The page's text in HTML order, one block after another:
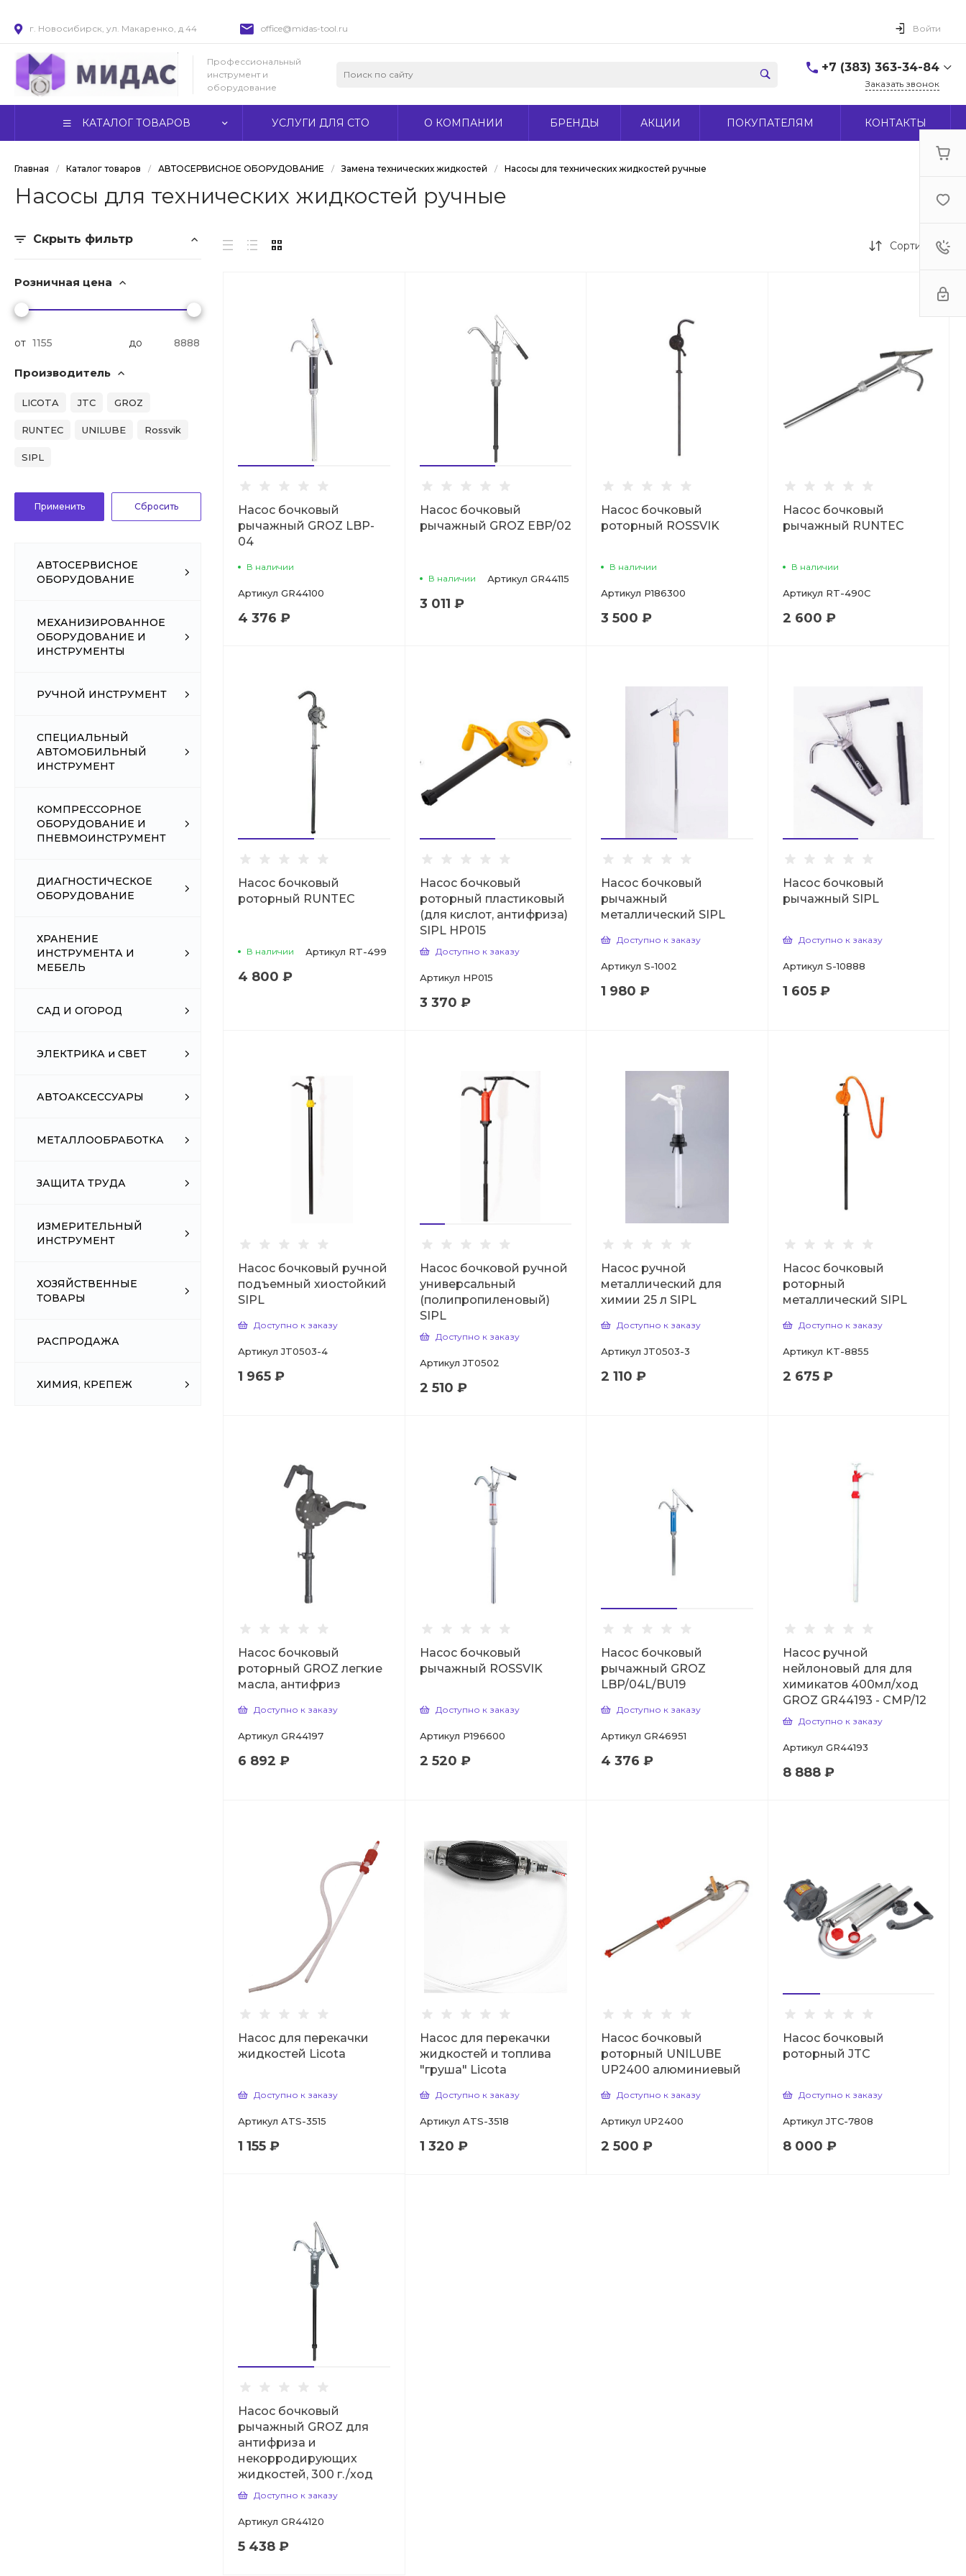
г. Новосибирск, ул. Макаренко, д 44 office@midas-tool.ru Войти
Профессиональный
инструмент и
оборудование
+7 (383) 363-34-84
г. Новосибирск, ул.
Заказать звонок
КАТАЛОГ ТОВАРОВ УСЛУГИ ДЛЯ СТО О КОМПАНИИ БРЕНДЫ АКЦИИ ПОКУПАТЕЛЯМ КОНТАКТЫ
Главная / Каталог товаров / АВТОСЕРВИСНОЕ ОБОРУДОВАНИЕ / Замена технических жидкостей / Насосы для технических жидкостей ручные
Насосы для технических жидкостей ручные
Скрыть фильтр
Розничная цена
от до
Производитель
LICOTA JTC GROZ
RUNTEC UNILUBE Rossvik
SIPL
АВТОСЕРВИСНОЕ
ОБОРУДОВАНИЕ
МЕХАНИЗИРОВАННОЕ
ОБОРУДОВАНИЕ И
ИНСТРУМЕНТЫ
РУЧНОЙ ИНСТРУМЕНТ
СПЕЦИАЛЬНЫЙ
АВТОМОБИЛЬНЫЙ
ИНСТРУМЕНТ
КОМПРЕССОРНОЕ
ОБОРУДОВАНИЕ И
ПНЕВМОИНСТРУМЕНТ
ДИАГНОСТИЧЕСКОЕ
ОБОРУДОВАНИЕ
ХРАНЕНИЕ
ИНСТРУМЕНТА И
МЕБЕЛЬ
САД И ОГОРОД
ЭЛЕКТРИКА и СВЕТ
АВТОАКСЕССУАРЫ
МЕТАЛЛООБРАБОТКА
ЗАЩИТА ТРУДА
ИЗМЕРИТЕЛЬНЫЙ
ИНСТРУМЕНТ
ХОЗЯЙСТВЕННЫЕ
ТОВАРЫ
РАСПРОДАЖА
ХИМИЯ, КРЕПЕЖ
Сортировка
Насос бочковый
рычажный GROZ LBP-
04
В наличии
Артикул GR44100
4 376 ₽
Насос бочковый
рычажный GROZ EBP/02
В наличии Артикул GR44115
3 011 ₽
Насос бочковый
роторный ROSSVIK
В наличии
Артикул P186300
3 500 ₽
Насос бочковый
рычажный RUNTEC
В наличии
Артикул RT-490C
2 600 ₽
Насос бочковый
роторный RUNTEC
В наличии Артикул RT-499
4 800 ₽
Насос бочковый
роторный пластиковый
(для кислот, антифриза)
SIPL HP015
Доступно к заказу
Артикул HP015
3 370 ₽
Насос бочковый
рычажный
металлический SIPL
Доступно к заказу
Артикул S-1002
1 980 ₽
Насос бочковый
рычажный SIPL
Доступно к заказу
Артикул S-10888
1 605 ₽
Насос бочковый ручной
подъемный хиостойкий
SIPL
Доступно к заказу
Артикул JT0503-4
1 965 ₽
Насос бочковой ручной
универсальный
(полипропиленовый)
SIPL
Доступно к заказу
Артикул JT0502
2 510 ₽
Насос ручной
металлический для
химии 25 л SIPL
Доступно к заказу
Артикул JT0503-3
2 110 ₽
Насос бочковый
роторный
металлический SIPL
Доступно к заказу
Артикул KT-8855
2 675 ₽
Насос бочковый
роторный GROZ легкие
масла, антифриз
Доступно к заказу
Артикул GR44197
6 892 ₽
Насос бочковый
рычажный ROSSVIK
Доступно к заказу
Артикул Р196600
2 520 ₽
Насос бочковый
рычажный GROZ
LBP/04L/BU19
Доступно к заказу
Артикул GR46951
4 376 ₽
Насос ручной
нейлоновый для для
химикатов 400мл/ход
GROZ GR44193 - CMP/12
Доступно к заказу
Артикул GR44193
8 888 ₽
Насос для перекачки
жидкостей Licota
Доступно к заказу
Артикул ATS-3515
1 155 ₽
Насос для перекачки
жидкостей и топлива
"груша" Licota
Доступно к заказу
Артикул ATS-3518
1 320 ₽
Насос бочковый
роторный UNILUBE
UP2400 алюминиевый
Доступно к заказу
Артикул UP2400
2 500 ₽
Насос бочковый
роторный JTC
Доступно к заказу
Артикул JTC-7808
8 000 ₽
Насос бочковый
рычажный GROZ для
антифриза и
некорродирующих
жидкостей, 300 г./ход
Доступно к заказу
Артикул GR44120
5 438 ₽